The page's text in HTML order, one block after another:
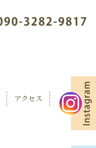
アクセス